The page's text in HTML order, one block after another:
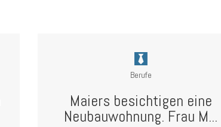
Berufe
Maiers besichtigen eine
Neubauwohnung. Frau M...